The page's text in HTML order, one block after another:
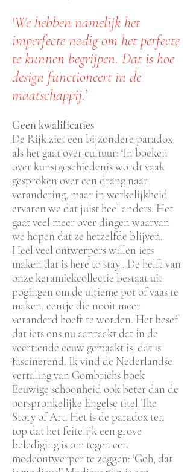
'We hebben namelijk het
imperfecte nodig om het perfecte
te kunnen begrijpen. Dat is hoe
design functioneert in de
maatschappij.’
Geen kwalificaties
De Rijk ziet een bijzondere paradox
als het gaat over cultuur: ‘In boeken
over kunstgeschiedenis wordt vaak
gesproken over een drang naar
verandering, maar in werkelijkheid
ervaren we dat juist heel anders. Het
gaat veel meer over dingen waarvan
we hopen dat ze hetzelfde blijven.
Heel veel ontwerpers willen iets
maken dat is here to stay . De helft van
onze keramiekcollectie bestaat uit
pogingen om de ultieme pot of vaas te
maken, eentje die nooit meer
veranderd hoeft te worden. Het besef
dat iets ons nu aanraakt dat in de
veertiende eeuw gemaakt is, dat is
fascinerend. Ik vind de Nederlandse
vertaling van Gombrichs boek
Eeuwige schoonheid ook beter dan de
oorspronkelijke Engelse titel The
Story of Art. Het is de paradox ten
top dat het feitelijk een grove
belediging is om tegen een
modeontwerper te zeggen: ‘Goh, dat